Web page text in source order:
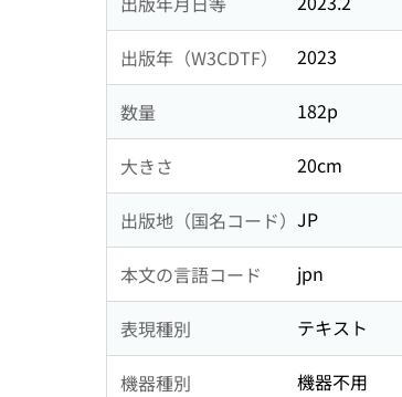
出版年（W3CDTF） 2023
数量 182p
大きさ 20cm
出版地（国名コード） JP
本文の言語コード jpn
表現種別 テキスト
機器種別 機器不用